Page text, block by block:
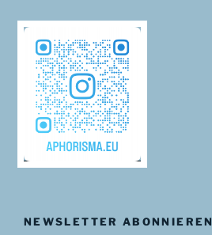
NEWSLETTER ABONNIEREN